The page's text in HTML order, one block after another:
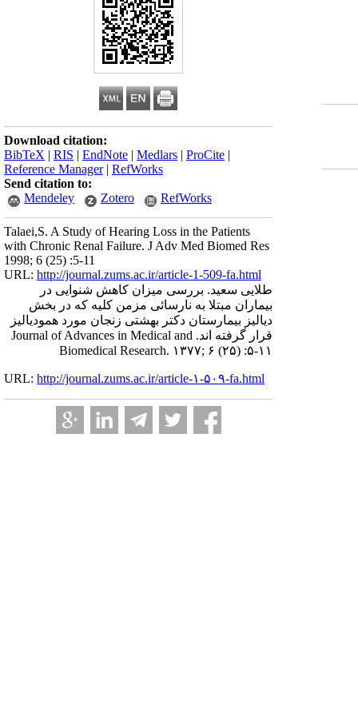
Download citation:
BibTeX | RIS | EndNote | Medlars | ProCite |
Reference Manager| RefWorks
Send citation to:
Mendeley
Zotero RefWorks
Talaei,S. A Study of Hearing Loss in the Patients
with Chronic Renal Failure. J Adv Med Biomed Res
1998; 6 (25) :5-11
URL: http://journal.zums.ac.ir/article-1-509-fa.html
طلایی سعید. بررسی میزان کاهش شنوایی در
بیماران مبتلا به نارسائی مزمن کلیه که در بخش
دیالیز بیمارستان دکتر بهشتی زنجان مورد همودیالیز
قرار گرفته اند. Journal of Advances in Medical and
Biomedical Research. ۱۳۷۷; ۶ (۲۵) :۵-۱۱
URL: http://journal.zums.ac.ir/article-۱-۵۰۹-fa.html